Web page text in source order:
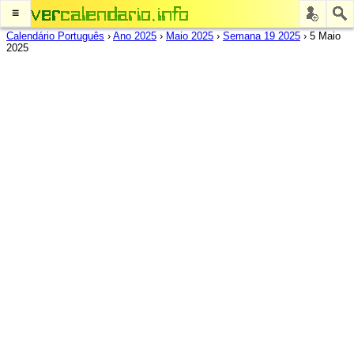
≡
Calendário Português › Ano 2025 › Maio 2025 › Semana 19 2025 › 5 Maio
2025